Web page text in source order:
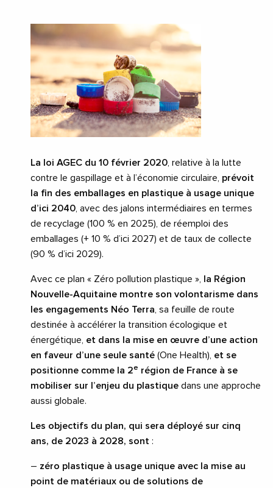
La loi AGEC du 10 février 2020 , relative à la lutte
contre le gaspillage et à l’économie circulaire, prévoit
la fin des emballages en plastique à usage unique
d’ici 2040 , avec des jalons intermédiaires en termes
de recyclage (100 % en 2025), de réemploi des
emballages (+ 10 % d’ici 2027) et de taux de collecte
(90 % d’ici 2029).
Avec ce plan « Zéro pollution plastique », la Région
Nouvelle-Aquitaine montre son volontarisme dans
les engagements Néo Terra , sa feuille de route
destinée à accélérer la transition écologique et
énergétique, et dans la mise en œuvre d’une action
en faveur d’une seule santé (One Health), et se
positionne comme la 2e région de France à se
mobiliser sur l’enjeu du plastique dans une approche
aussi globale.
Les objectifs du plan, qui sera déployé sur cinq
ans, de 2023 à 2028, sont :
– zéro plastique à usage unique avec la mise au
point de matériaux ou de solutions de